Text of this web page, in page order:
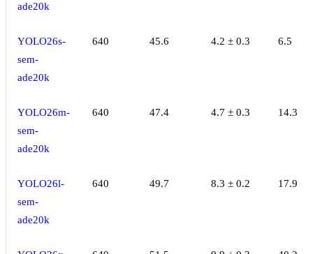
ade20k
YOLO26s-
sem-
ade20k
640 45.6 4.2 ± 0.3 6.5
YOLO26m-
sem-
ade20k
640 47.4 4.7 ± 0.3 14.3
YOLO26l-
sem-
ade20k
640 49.7 8.3 ± 0.2 17.9